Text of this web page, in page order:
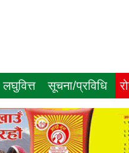
लघुवित्त सूचना/प्रविधि